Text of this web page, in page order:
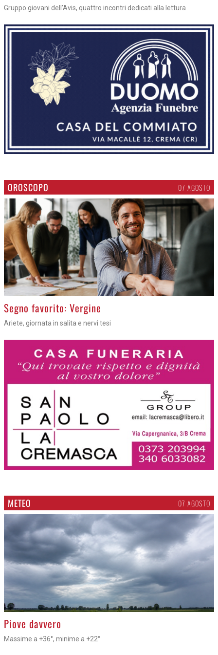
Gruppo giovani dell'Avis, quattro incontri dedicati alla lettura
OROSCOPO 07 AGOSTO
>
Segno favorito: Vergine
Ariete, giornata in salita e nervi tesi
METEO 07 AGOSTO
>
Piove davvero
Massime a +36°, minime a +22°